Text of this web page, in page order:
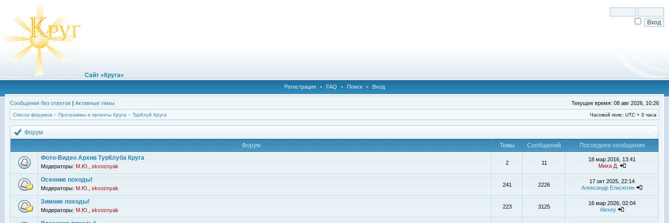
Сайт «Круга»
Регистрация • FAQ • Поиск • Вход
Сообщения без ответов | Активные темы Текущее время: 08 авг 2026, 10:26
Список форумов » Программы и проекты Круга » ТурКлуб Круга Часовой пояс: UTC + 3 часа
Форум
Форум
Темы Сообщений
Последнее сообщение
Фото-Видео Архив ТурКлуба Круга
Модераторы: М.Ю. skvoznyak
2 11
18 мар 2016, 13:41
Миха Д.
Осенние походы!
Модераторы: М.Ю. skvoznyak
241 2226
17 окт 2025, 22:14
Александр Елисютин
Зимние походы!
Модераторы: М.Ю. skvoznyak
223 3125
16 мар 2026, 02:04
Alexey